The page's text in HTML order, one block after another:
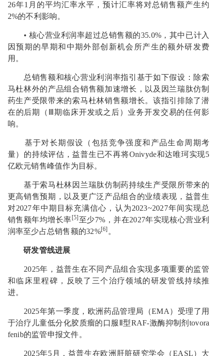
26年1月的平均汇率水平，预计汇率将对总销售额产生约
2%的不利影响。
• 核心营业利润率超过总销售额的35.0%，其中已计入
因预期的早期和中期外部创新机会所产生的额外研发费
用。
总销售额和核心营业利润率指引基于如下假设：除索
马杜林外的产品组合销售额加速增长，以及因兰瑞肽仿制
药生产受限带来的索马杜林销售额增长。该指引排除了潜
在的后期（Ⅲ期临床开发或之后）业务开发交易的任何影
响。
基于对长期假设（包括竞争强度和产品生命周期考
量）的持续评估，益普生已不再将Onivyde和达唯珂实现5
亿欧元销售峰值作为目标。
基于索马杜林因兰瑞肽仿制药持续生产受限所带来的
更高销售预期，以及更广泛产品组合的业绩表现，益普生
对2027年中期目标充满信心，认为2023~2027年间实现总
销售额年均增长率[5]至少7%，并在2027年实现核心营业利
润率至少占总销售额的32%[6] 。
研发管线进展
2025年，益普生在不同产品组合实现多项重要的监管
和临床里程碑，反映了三个治疗领域的研发管线持续推
进。
2025年第一季度，欧洲药品管理局（EMA）受理了用
于治疗儿童低分化胶质瘤的口服Ⅱ型RAF-激酶抑制剂tovora
fenib的监管申报文件。
2025年5月，益普生在欧洲肝脏研究学会（EASL）大